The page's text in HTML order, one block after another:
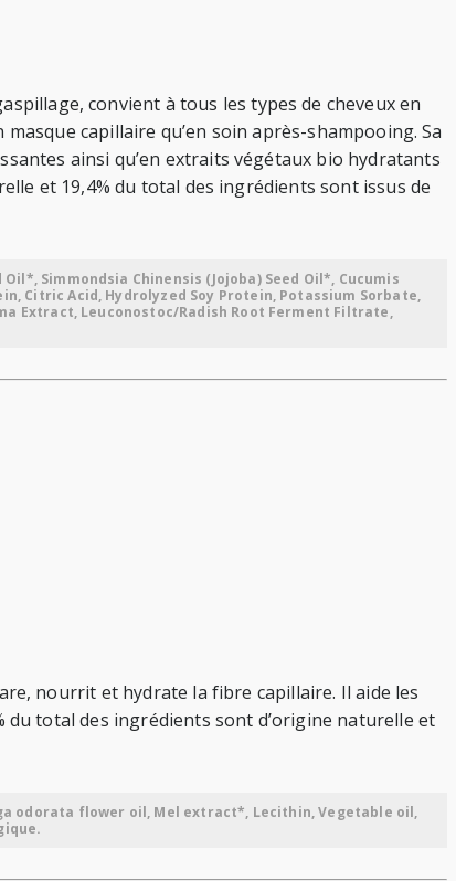
convient à tous les types de cheveux en
capillaire qu’en soin après-shampooing. Sa
ainsi qu’en extraits végétaux bio hydratants
et 19,4% du total des ingrédients sont issus de
Simmondsia Chinensis (Jojoba) Seed Oil*, Cucumis
Citric Acid, Hydrolyzed Soy Protein, Potassium Sorbate,
Extract, Leuconostoc/Radish Root Ferment Filtrate,
nourrit et hydrate la fibre capillaire. Il aide les
du total des ingrédients sont d’origine naturelle et
odorata flower oil, Mel extract*, Lecithin, Vegetable oil,